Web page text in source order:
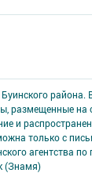
размещенные на
и
только с
агентства
(Знамя)